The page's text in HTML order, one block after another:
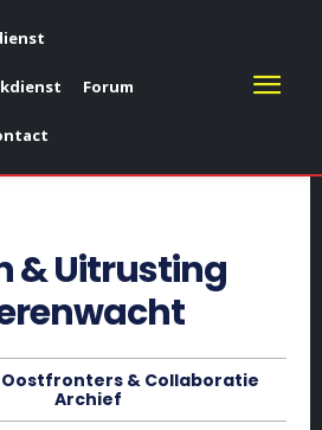
Forum
& Uitrusting
& Collaboratie
Archief